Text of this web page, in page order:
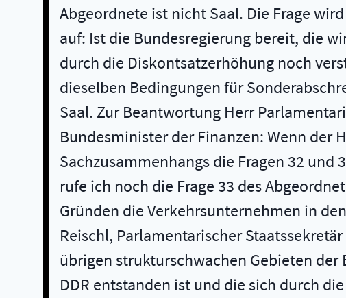
Abgeordnete ist nicht Saal. Die Frage
auf: Ist die Bundesregierung bereit, die
durch die Diskontsatzerhöhung noch
dieselben Bedingungen für
Saal. Zur Beantwortung Herr
Bundesminister der Finanzen: Wenn der
Sachzusammenhangs die Fragen 32
rufe ich noch die Frage 33 des
Gründen die Verkehrsunternehmen in
Reischl, Parlamentarischer
übrigen strukturschwachen Gebieten
DDR entstanden ist und die sich durch